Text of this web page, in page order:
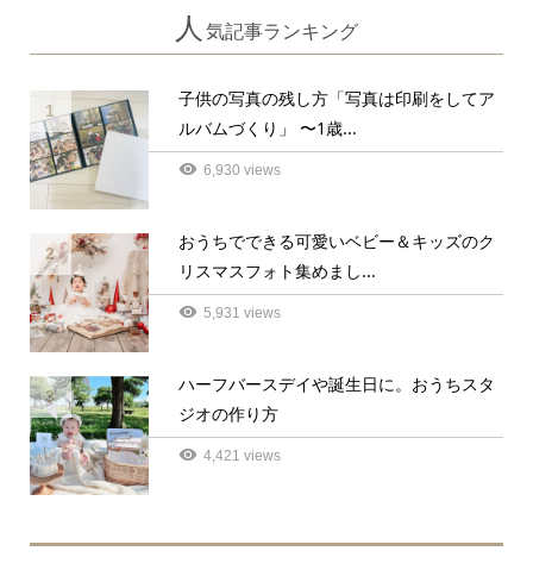
人 気記事ランキング
1
子供の写真の残し方「写真は印刷をしてア
ルバムづくり」 〜1歳...
6,930 views
2
おうちでできる可愛いベビー＆キッズのク
リスマスフォト集めまし...
5,931 views
3
ハーフバースデイや誕生日に。おうちスタ
ジオの作り方
4,421 views